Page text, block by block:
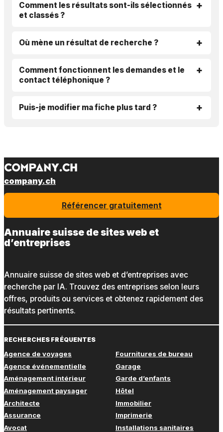
Comment les résultats sont-ils sélectionnés
et classés ?
Où mène un résultat de recherche ?
Comment fonctionnent les demandes et le
contact téléphonique ?
Puis-je modifier ma fiche plus tard ?
company.ch
Référencer gratuitement
Annuaire suisse de sites web et
d’entreprises
Annuaire suisse de sites web et d’entreprises avec
recherche par IA. Trouvez des entreprises selon leurs
offres, produits ou services et obtenez rapidement des
résultats pertinents.
RECHERCHES FRÉQUENTES
Agence de voyages
Agence événementielle
Aménagement intérieur
Aménagement paysager
Architecte
Assurance
Avocat
Fournitures de bureau
Garage
Garde d’enfants
Hôtel
Immobilier
Imprimerie
Installations sanitaires